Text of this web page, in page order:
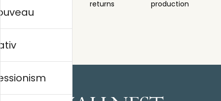
returns
production